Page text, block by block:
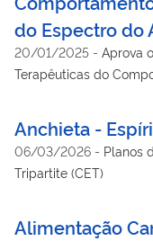
do Espectro do
20/01/2025 - Aprova
Terapêuticas do
Anchieta -
06/03/2026 - Planos
Tripartite (CET)
Alimentação